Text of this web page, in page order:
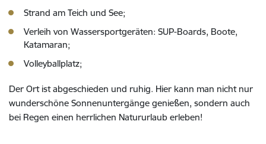
Strand am Teich und See;
Verleih von Wassersportgeräten: SUP-Boards, Boote,
Katamaran;
Volleyballplatz;
Der Ort ist abgeschieden und ruhig. Hier kann man nicht nur
wunderschöne Sonnenuntergänge genießen, sondern auch
bei Regen einen herrlichen Natururlaub erleben!